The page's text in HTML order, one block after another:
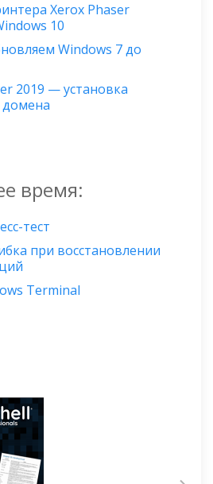
Xerox Phaser
10
Windows 7 до
2019 — установка
домена
время:
тест
при восстановлении
Terminal